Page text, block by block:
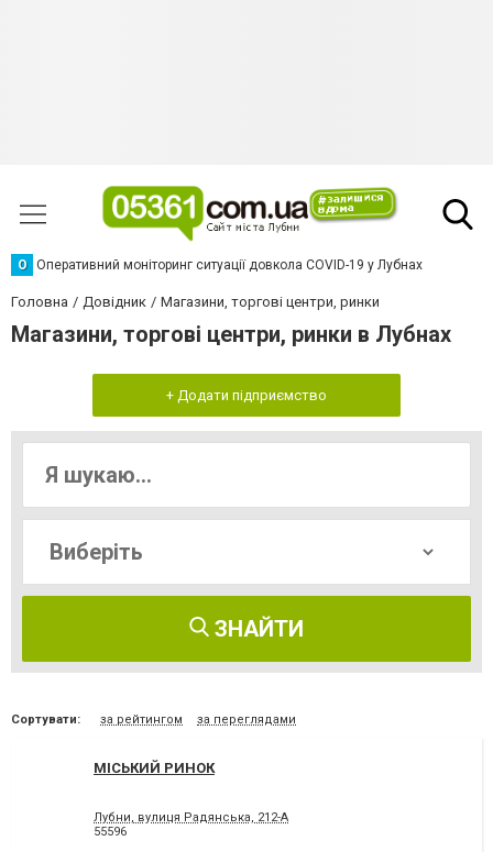
О Оперативний моніторинг ситуації довкола COVID-19 у Лубнах
Головна Довідник Магазини, торгові центри, ринки
Магазини, торгові центри, ринки в Лубнах
+ Додати підприємство
ЗНАЙТИ
Сортувати: за рейтингом за переглядами
МІСЬКИЙ РИНОК
Лубни, вулиця Радянська, 212-А
55596